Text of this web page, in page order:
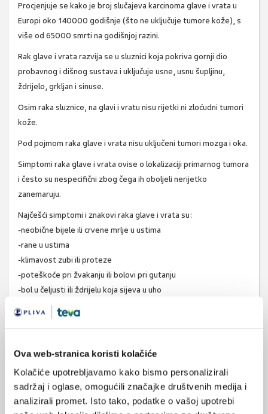
Ova web-stranica koristi kolačiće
Kolačiće upotrebljavamo kako bismo personalizirali
sadržaj i oglase, omogućili značajke društvenih medija i
analizirali promet. Isto tako, podatke o vašoj upotrebi
Procjenjuje se kako je broj slučajeva karcinoma glave i vrata u
Europi oko 140000 godišnje (što ne uključuje tumore kože), s
više od 65000 smrti na godišnjoj razini.
Rak glave i vrata razvija se u sluznici koja pokriva gornji dio
probavnog i dišnog sustava i uključuje usne, usnu šupljinu,
ždrijelo, grkljan i sinuse.
Osim raka sluznice, na glavi i vratu nisu rijetki ni zloćudni tumori
kože.
Pod pojmom raka glave i vrata nisu uključeni tumori mozga i oka.
Simptomi raka glave i vrata ovise o lokalizaciji primarnog tumora
i često su nespecifični zbog čega ih oboljeli nerijetko
zanemaruju.
Najčešći simptomi i znakovi raka glave i vrata su:
-neobične bijele ili crvene mrlje u ustima
-rane u ustima
-klimavost zubi ili proteze
-poteškoće pri žvakanju ili bolovi pri gutanju
-bol u čeljusti ili ždrijelu koja sijeva u uho
-produljena promuklost ili promjene u tonu glasa
-uporna grlobolja
-trajno začepljen nos ili česta krvarenja iz nosa
-gubitak osjeta u dijelu lica
-rane ili pigmentacije na koži glave i vrata